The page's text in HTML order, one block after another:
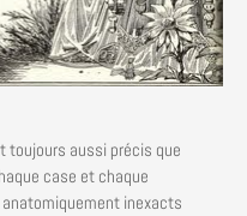
toujours aussi précis que
case et chaque
inexacts